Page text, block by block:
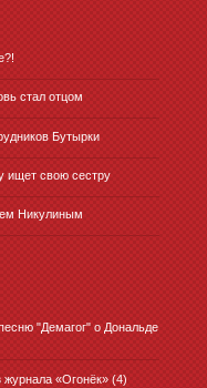
стал отцом
Бутырки
ищет свою сестру
Никулиным
"Демагог" о Дональде
«Огонёк» (4)